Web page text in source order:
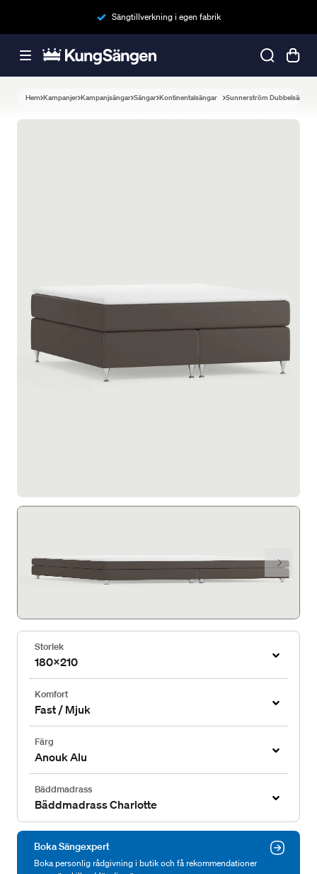
Sängtillverkning i egen fabrik
Hem Kampanjer Kampanjsängar Sängar Kontinentalsängar Sunnerström Dubbelsäng
Storlek
180x210
Komfort
Fast / Mjuk
Färg
Anouk Alu
Bäddmadrass
Bäddmadrass Charlotte
Boka Sängexpert
Boka personlig rådgivning i butik och få rekommendationer